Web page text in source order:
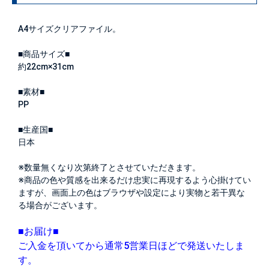
A4サイズクリアファイル。
■商品サイズ■
約22cm×31cm
■素材■
PP
■生産国■
日本
※数量無くなり次第終了とさせていただきます。
※商品の色や質感を出来るだけ忠実に再現するよう心掛けてい
ますが、画面上の色はブラウザや設定により実物と若干異な
る場合がございます。
■お届け■
ご入金を頂いてから通常5営業日ほどで発送いたしま
す。